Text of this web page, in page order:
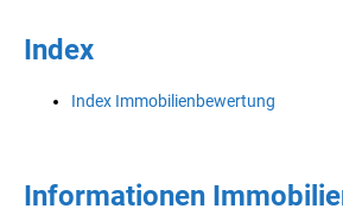
Index
Index Immobilienbewertung
Informationen